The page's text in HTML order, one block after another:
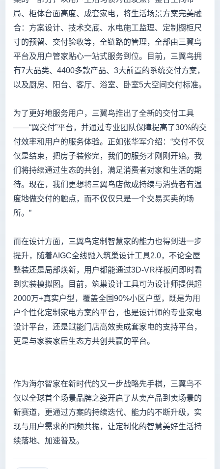
局、柜体台面高度、成套家电，将生活场景方案完美融
合：方案设计、技术交底、水电施工监理、定制橱柜尺
寸的预留、交付验收等，全链路的管理，全部由三翼鸟
平台及用户管家贴心一站式服务到位。目前，三翼鸟拥
有7大品类、4400多款产品、3大前置的系统交付方案，
以及厨房、阳台、客厅、浴室、卧室5大空间交付标准。
为了更好地服务用户，三翼鸟推出了全新的交付工具
——“翼交付”平台，并通过专业团队保障提高了30%的交
付效率和用户的服务体验。正如张华军介绍：“交付不仅
仅是结束，把房子装修完，我们的服务才刚刚开始。我
们将持续通过生态的共创，满足消费者对家和生活的期
待。现在，我们更想将三翼鸟店做成持续与消费者有温
度地做交付的触点，而不仅仅只是一个交易买卖的场
所。”
而在设计方面，三翼鸟定制智慧家的能力也得到进一步
提升，随着AIGC全线融入筑巢设计工具2.0，不论全屋
整装还是局部焕新，用户都能通过3D-VR样板间即时看
到实装模拟图。目前，筑巢设计工具可为设计师提供超
2000万+真实户型，覆盖全国90%小区户型，既是为用
户个性化定制家电方案的平台，也是设计师的专业家电
设计平台，还是赋能门店高效卖成套家电的支持平台，
更是与家装家居生态方共创共赢的平台。
作为海尔智家在新时代的又一步战略先手棋，三翼鸟不
仅以全球首个场景品牌之姿开启了从卖产品到卖场景的
新赛道，更通过方案的持续迭代、能力的不断升级，实
现与用户需求的同频共振，让定制化的智慧美好生活持
续落地、加速普及。